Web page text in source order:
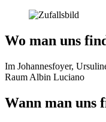
Wo man uns
Im Johannesfoyer,
Raum Albin Luciano
Wann man uns